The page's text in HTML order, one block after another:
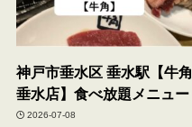
神戸市垂水区 垂水駅【牛角
垂水店】食べ放題メニュー
2026-07-08